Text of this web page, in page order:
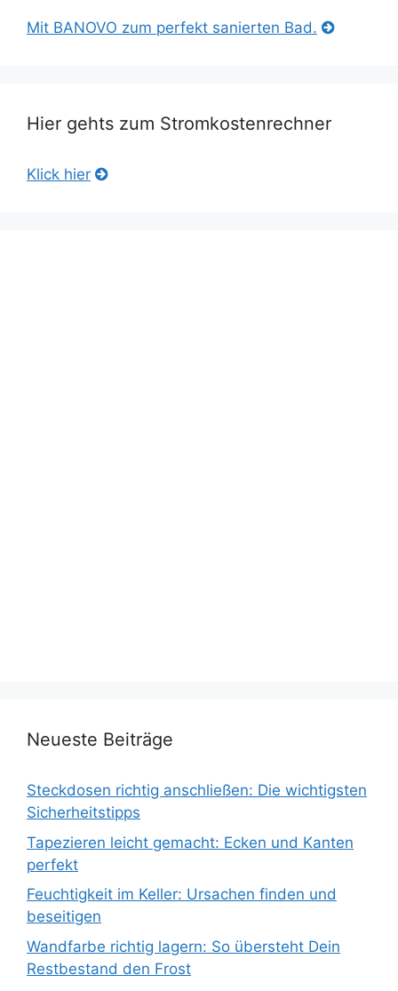
Mit BANOVO zum perfekt sanierten Bad.
Hier gehts zum Stromkostenrechner
Klick hier
Neueste Beiträge
Steckdosen richtig anschließen: Die wichtigsten
Sicherheitstipps
Tapezieren leicht gemacht: Ecken und Kanten
perfekt
Feuchtigkeit im Keller: Ursachen finden und
beseitigen
Wandfarbe richtig lagern: So übersteht Dein
Restbestand den Frost